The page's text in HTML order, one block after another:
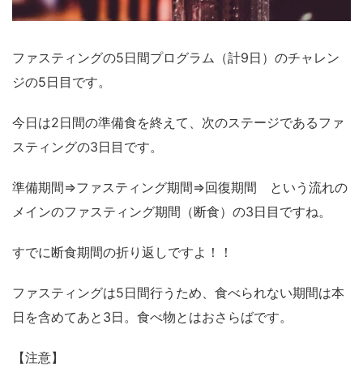
ファスティングの5日間プログラム（計9日）のチャレン
ジの5日目です。
今日は2日間の準備食を終えて、次のステージであるファ
スティングの3日目です。
準備期間⇒ファスティング期間⇒回復期間 という流れの
メインのファスティング期間（断食）の3日目ですね。
すでに断食期間の折り返しですよ！！
ファスティングは5日間行うため、食べられない期間は本
日を含めてあと3日。食べ物とはおさらばです。
【注意】